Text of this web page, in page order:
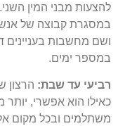
להצעות מבני המין
במסגרת קבוצה של
ושם מחשבות בעניינים
במספר ימים.
רביעי עד שבת: הרצון
כאילו הוא אפשרי,
משתלמים ובכל מקום